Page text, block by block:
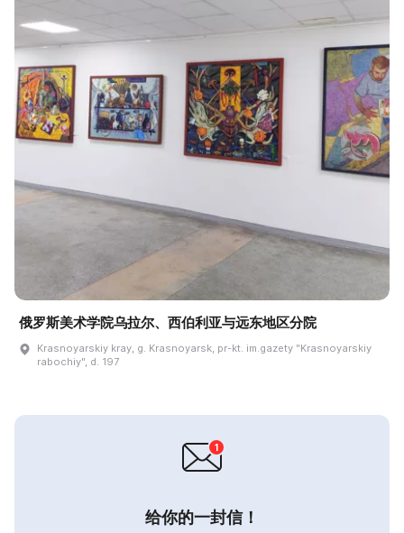
俄罗斯美术学院乌拉尔、西伯利亚与远东地区分院
Krasnoyarskiy kray, g. Krasnoyarsk, pr-kt. im.gazety "Krasnoyarskiy
rabochiy", d. 197
给你的一封信！